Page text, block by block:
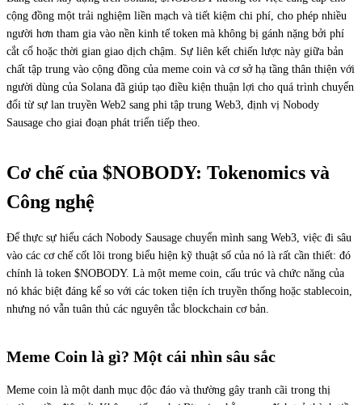
cộng đồng một trải nghiệm liền mạch và tiết kiệm chi phí, cho phép nhiều
người hơn tham gia vào nền kinh tế token mà không bị gánh nặng bởi phí
cắt cổ hoặc thời gian giao dịch chậm. Sự liên kết chiến lược này giữa bản
chất tập trung vào cộng đồng của meme coin và cơ sở hạ tầng thân thiện với
người dùng của Solana đã giúp tạo điều kiện thuận lợi cho quá trình chuyển
đổi từ sự lan truyền Web2 sang phi tập trung Web3, định vị Nobody
Sausage cho giai đoạn phát triển tiếp theo.
Cơ chế của $NOBODY: Tokenomics và
Công nghệ
Để thực sự hiểu cách Nobody Sausage chuyển mình sang Web3, việc đi sâu
vào các cơ chế cốt lõi trong biểu hiện kỹ thuật số của nó là rất cần thiết: đó
chính là token $NOBODY. Là một meme coin, cấu trúc và chức năng của
nó khác biệt đáng kể so với các token tiện ích truyền thống hoặc stablecoin,
nhưng nó vẫn tuân thủ các nguyên tắc blockchain cơ bản.
Meme Coin là gì? Một cái nhìn sâu sắc
Meme coin là một danh mục độc đáo và thường gây tranh cãi trong thị